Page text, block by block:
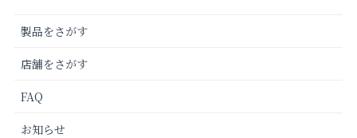
製品をさがす
店舗をさがす
FAQ
お知らせ